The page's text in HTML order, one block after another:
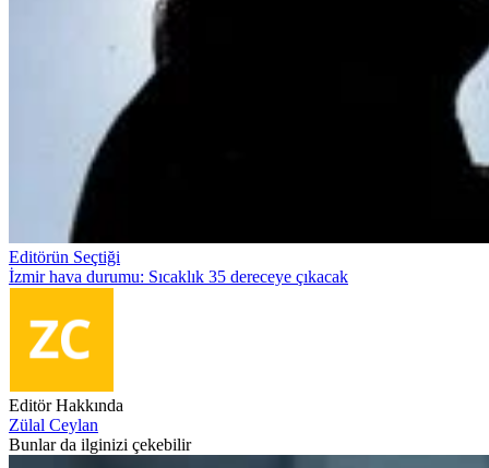
Editörün Seçtiği
İzmir hava durumu: Sıcaklık 35 dereceye çıkacak
Editör Hakkında
Zülal Ceylan
Bunlar da ilginizi çekebilir